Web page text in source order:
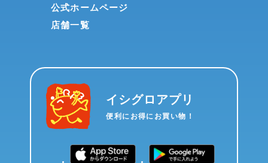
公式ホームページ
店舗一覧
イシグロアプリ
便利にお得にお買い物！